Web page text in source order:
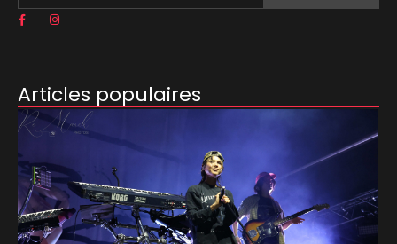
Articles populaires